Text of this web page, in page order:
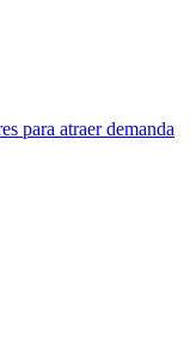
para atraer demanda